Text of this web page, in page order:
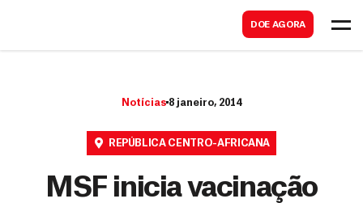
DOE AGORA
Notícias 8 janeiro, 2014
REPÚBLICA CENTRO-AFRICANA
MSF inicia vacinação
a
r